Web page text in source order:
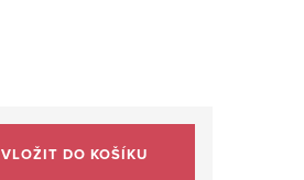
VLOŽIT DO KOŠÍKU